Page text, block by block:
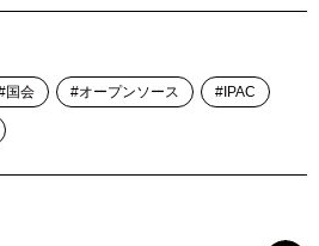
国会 オープンソース IPAC